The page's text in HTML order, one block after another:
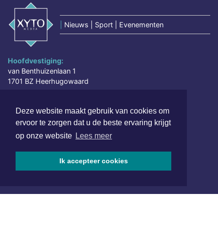
Deze website maakt gebruik van cookies om
ervoor te zorgen dat u de beste ervaring krijgt
op onze website Lees meer
Ik accepteer cookies
Nieuws | Sport | Evenementen
Hoofdvestiging:
van Benthuizenlaan 1
1701 BZ Heerhugowaard
redactie@xyto.nl
www.xyto.nl
SOCIAL MEDIA